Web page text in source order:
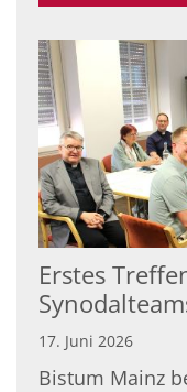
Erstes
17. Juni 2026
Bistum Mainz